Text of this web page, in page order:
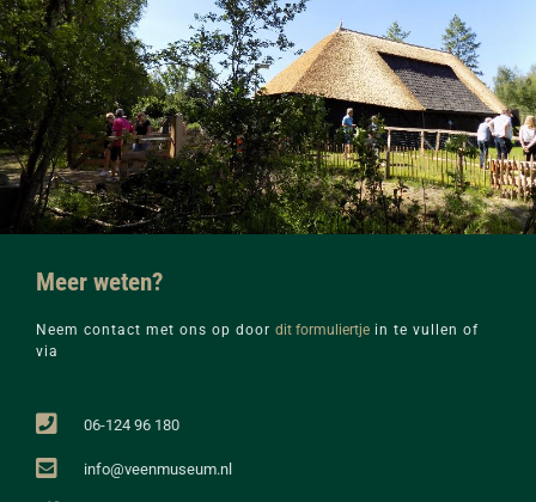
Meer weten?
Neem contact met ons op door dit formuliertje in te vullen of
via
06-124 96 180
info@veenmuseum.nl